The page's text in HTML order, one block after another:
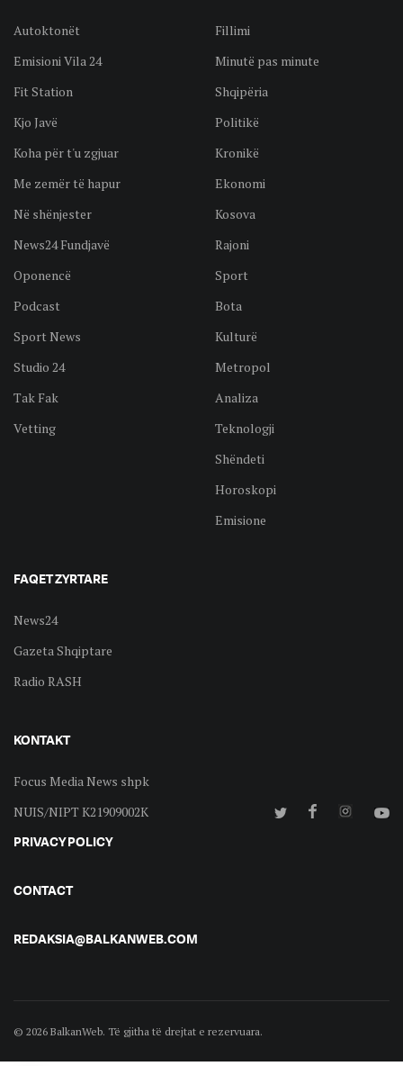
Autoktonët
Emisioni Vila 24
Fit Station
Kjo Javë
Koha për t'u zgjuar
Me zemër të hapur
Në shënjester
News24 Fundjavë
Oponencë
Podcast
Sport News
Studio 24
Tak Fak
Vetting
Fillimi
Minutë pas minute
Shqipëria
Politikë
Kronikë
Ekonomi
Kosova
Rajoni
Sport
Bota
Kulturë
Metropol
Analiza
Teknologji
Shëndeti
Horoskopi
Emisione
FAQET ZYRTARE
News24
Gazeta Shqiptare
Radio RASH
KONTAKT
Focus Media News shpk
NUIS/NIPT K21909002K
PRIVACY POLICY
CONTACT
REDAKSIA@BALKANWEB.COM
© 2026 BalkanWeb. Të gjitha të drejtat e rezervuara.